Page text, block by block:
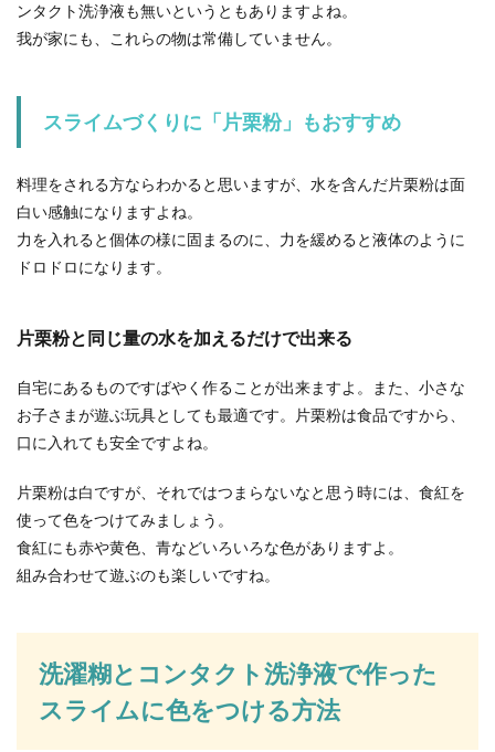
ンタクト洗浄液も無いというともありますよね。
我が家にも、これらの物は常備していません。
スライムづくりに「片栗粉」もおすすめ
料理をされる方ならわかると思いますが、水を含んだ片栗粉は面
白い感触になりますよね。
力を入れると個体の様に固まるのに、力を緩めると液体のように
ドロドロになります。
片栗粉と同じ量の水を加えるだけで出来る
自宅にあるものですばやく作ることが出来ますよ。また、小さな
お子さまが遊ぶ玩具としても最適です。片栗粉は食品ですから、
口に入れても安全ですよね。
片栗粉は白ですが、それではつまらないなと思う時には、食紅を
使って色をつけてみましょう。
食紅にも赤や黄色、青などいろいろな色がありますよ。
組み合わせて遊ぶのも楽しいですね。
洗濯糊とコンタクト洗浄液で作った
スライムに色をつける方法